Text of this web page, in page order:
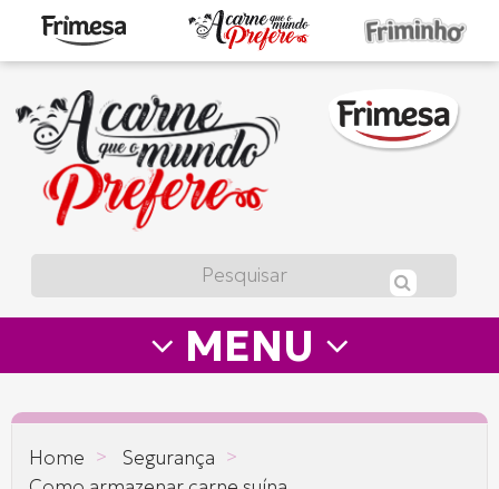
A
carne
que
prefere
—
Frimesa
MENU
Home > Segurança >